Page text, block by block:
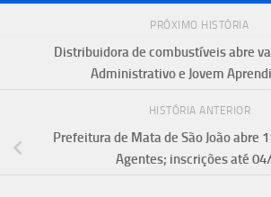
PRÓXIMO HISTÓRIA
Distribuidora de combustíveis abre
Administrativo e Jovem
HISTÓRIA ANTERIOR
Prefeitura de Mata de São João abre
Agentes; inscrições até